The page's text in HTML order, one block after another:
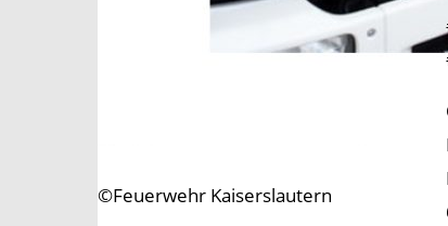
©Feuerwehr Kaiserslautern